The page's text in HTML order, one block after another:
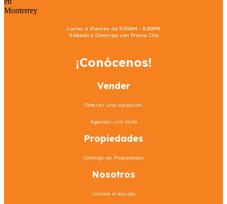
Lunes a Viernes de 9:00AM - 6:00PM
Sábado y Domingo con Previa Cita
¡Conócenos!
Vender
Obtener una cotización
Agendar una visita
Propiedades
Catálogo de Propiedades
Nosotros
Conoce al equipo